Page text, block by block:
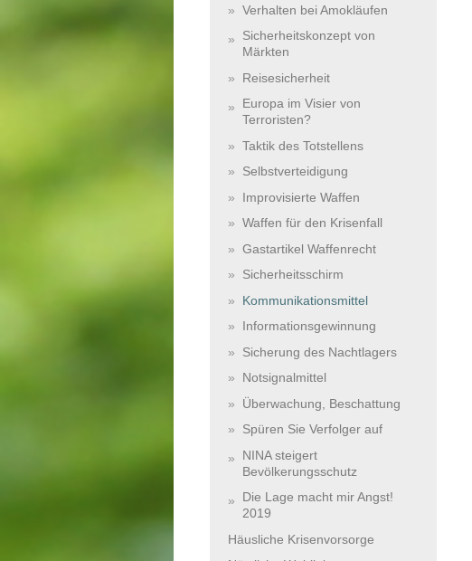
Verhalten bei Amokläufen
Sicherheitskonzept von
Märkten
Reisesicherheit
Europa im Visier von
Terroristen?
Taktik des Totstellens
Selbstverteidigung
Improvisierte Waffen
Waffen für den Krisenfall
Gastartikel Waffenrecht
Sicherheitsschirm
Kommunikationsmittel
Informationsgewinnung
Sicherung des Nachtlagers
Notsignalmittel
Überwachung, Beschattung
Spüren Sie Verfolger auf
NINA steigert
Bevölkerungsschutz
Die Lage macht mir Angst!
2019
Häusliche Krisenvorsorge